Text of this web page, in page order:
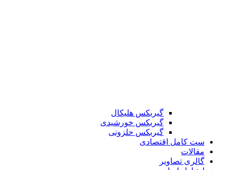
گیربکس هلیکال
گیربکس خورشیدی
گیربکس حلزونی
ست کامل اقتصادی
مقالات
گالری تصاویر